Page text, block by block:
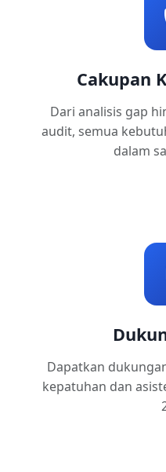
Cakupan
Dari analisis gap
audit, semua
dalam
Dapatkan
kepatuhan dan